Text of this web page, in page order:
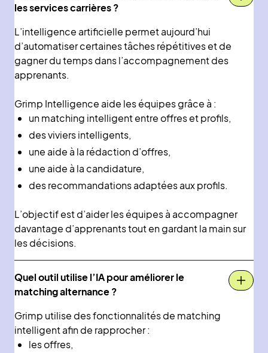
les services carrières ?
L’intelligence artificielle permet aujourd’hui
d’automatiser certaines tâches répétitives et de
gagner du temps dans l’accompagnement des
apprenants.
Grimp Intelligence aide les équipes grâce à :
un matching intelligent entre offres et profils,
des viviers intelligents,
une aide à la rédaction d’offres,
une aide à la candidature,
des recommandations adaptées aux profils.
L’objectif est d’aider les équipes à accompagner
davantage d’apprenants tout en gardant la main sur
les décisions.
Quel outil utilise l’IA pour améliorer le
matching alternance ?
Grimp utilise des fonctionnalités de matching
intelligent afin de rapprocher :
les offres,